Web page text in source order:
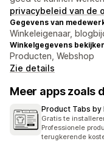
privacybeleid van de
Gegevens van
Winkeleigenaar,
Winkelgegevens
Producten, Webshop
Zie details
Meer apps zoals
Product Tabs by
Gratis te
Professionele
terugkerende